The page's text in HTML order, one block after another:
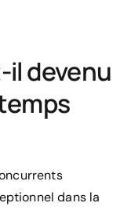
il devenu
dans la